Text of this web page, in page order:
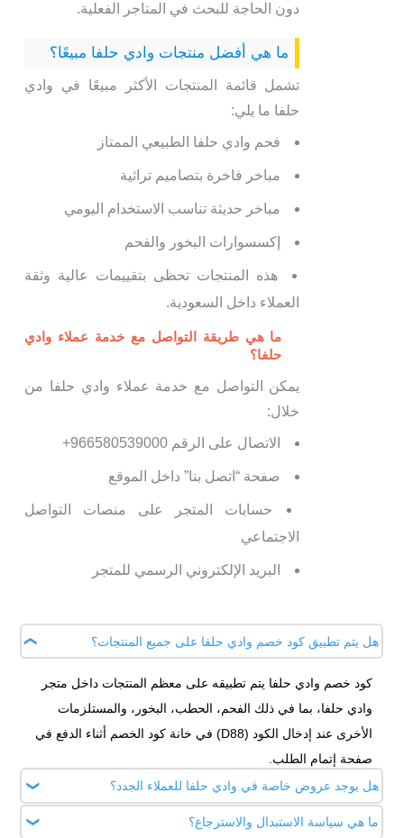
دون الحاجة للبحث في المتاجر الفعلية.
ما هي أفضل منتجات وادي حلفا مبيعًا؟
تشمل قائمة المنتجات الأكثر مبيعًا في وادي
حلفا ما يلي:
فحم وادي حلفا الطبيعي الممتاز
مباخر فاخرة بتصاميم تراثية
مباخر حديثة تناسب الاستخدام اليومي
إكسسوارات البخور والفحم
هذه المنتجات تحظى بتقييمات عالية وثقة
العملاء داخل السعودية.
ما هي طريقة التواصل مع خدمة عملاء وادي
حلفا؟
يمكن التواصل مع خدمة عملاء وادي حلفا من
خلال:
الاتصال على الرقم 966580539000+
صفحة “اتصل بنا” داخل الموقع
حسابات المتجر على منصات التواصل
الاجتماعي
البريد الإلكتروني الرسمي للمتجر
هل يتم تطبيق كود خصم وادي حلفا على جميع المنتجات؟
كود خصم وادي حلفا يتم تطبيقه على معظم المنتجات داخل متجر
وادي حلفا، بما في ذلك الفحم، الحطب، البخور، والمستلزمات
الأخرى عند إدخال الكود (D88) في خانة كود الخصم أثناء الدفع في
صفحة إتمام الطلب.
هل يوجد عروض خاصة في وادي حلفا للعملاء الجدد؟
نعم، يمكن للعملاء الجدد الاستفادة من كود خصم وادي حلفا أول
ما هي سياسة الاستبدال والاسترجاع؟